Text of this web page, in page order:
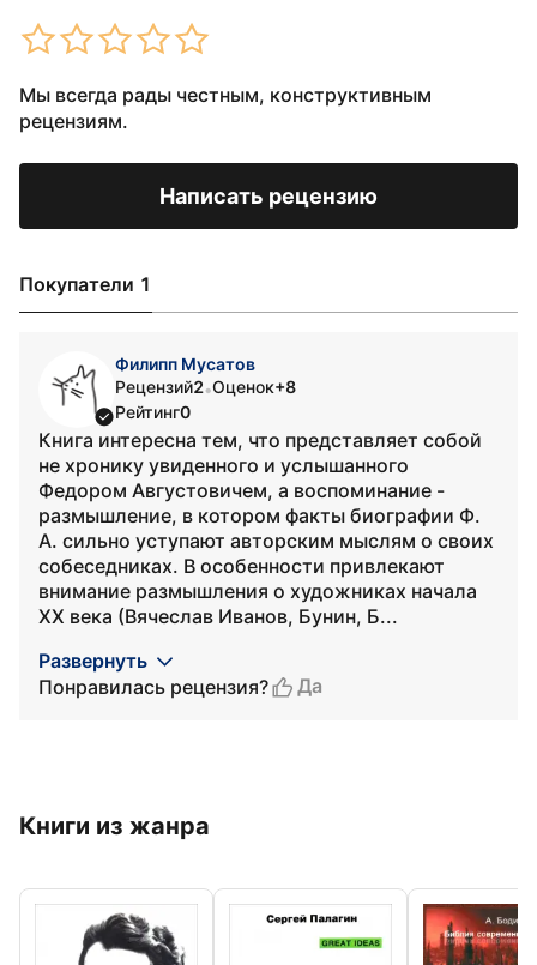
Мы всегда рады честным, конструктивным
рецензиям.
Написать рецензию
Покупатели 1
Филипп Мусатов
Рецензий2•Оценок+8
Рейтинг0
Книга интересна тем, что представляет собой
не хронику увиденного и услышанного
Федором Августовичем, а воспоминание -
размышление, в котором факты биографии Ф.
А. сильно уступают авторским мыслям о своих
собеседниках. В особенности привлекают
внимание размышления о художниках начала
XX века (Вячеслав Иванов, Бунин, Б...
Развернуть
Понравилась рецензия?
Да
Книги из жанра